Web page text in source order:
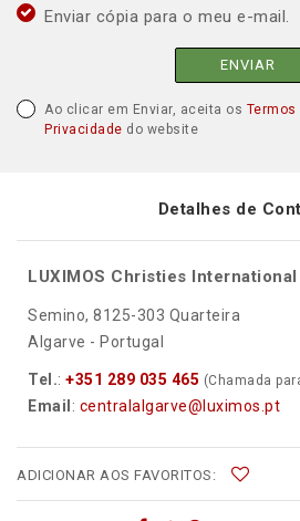
Enviar cópia para o meu e-mail.
ENVIAR
Ao clicar em Enviar, aceita os Termos
Privacidade do website
Detalhes de
LUXIMOS Christies International
Semino, 8125-303 Quarteira
Algarve - Portugal
Tel.: +351 289 035 465 (Chamada
Email : centralalgarve@luximos.pt
ADICIONAR AOS FAVORITOS: